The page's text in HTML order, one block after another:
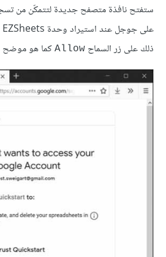
ستفتح نافذة متصفح جديدة لتتمكّن من
ذلك على زر السماح Allow كما هو موضح